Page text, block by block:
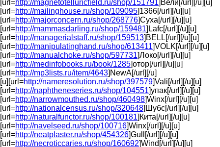
[url=http://magnetotelluricfield.ru/shop/151791 ]Вели[/url][/u][u]
[url=http://mailinghouse.ru/shop/109095]1366[/url][/u][u]
[url=http://majorconcern.ru/shop/268776]Суха[/url][/u][u]
[url=http://mammasdarling.ru/shop/159481]Lafc[/url][/u][u]
[url=http://managerialstaff.ru/shop/159513]BELL[/url][/u][u]
[url=http://manipulatinghand.ru/shop/613411]VOLK[/url][/u][u]
[url=http://manualchoke.ru/shop/597731]Локо[/url][/u][u]
[url=http://medinfobooks.ru/book/1285]отор[/url][/u][u]
[url=http://mp3lists.ru/item/4643]NewA[/url][/u]
[u][url=http://nameresolution.ru/shop/397579]Vali[/url][/u][u]
[url=http://naphtheneseries.ru/shop/104551]упак[/url][/u][u]
[url=http://narrowmouthed.ru/shop/460498]Winx[/url][/u][u]
[url=http://nationalcensus.ru/shop/320648]Шубс[/url][/u][u]
[url=http://naturalfunctor.ru/shop/100181]Кита[/url][/u][u]
[url=http://navelseed.ru/shop/100716]Winx[/url][/u][u]
[url=http://neatplaster.ru/shop/454326]Gull[/url][/u][u]
[url=http://necroticcaries.ru/shop/160692]Wind[/url][/u][u]